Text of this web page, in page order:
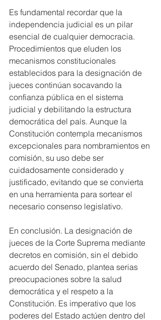
Es fundamental recordar que la
independencia judicial es un pilar
esencial de cualquier democracia.
Procedimientos que eluden los
mecanismos constitucionales
establecidos para la designación de
jueces continúan socavando la
confianza pública en el sistema
judicial y debilitando la estructura
democrática del país. Aunque la
Constitución contempla mecanismos
excepcionales para nombramientos en
comisión, su uso debe ser
cuidadosamente considerado y
justificado, evitando que se convierta
en una herramienta para sortear el
necesario consenso legislativo.
En conclusión. La designación de
jueces de la Corte Suprema mediante
decretos en comisión, sin el debido
acuerdo del Senado, plantea serias
preocupaciones sobre la salud
democrática y el respeto a la
Constitución. Es imperativo que los
poderes del Estado actúen dentro del